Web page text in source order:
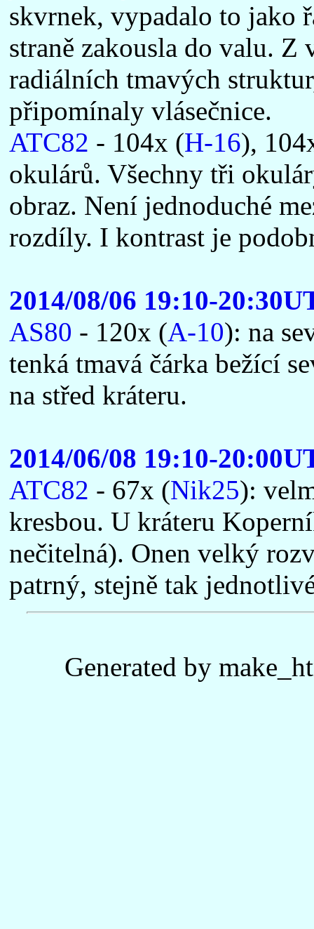
skvrnek, vypadalo to jako
straně zakousla do valu.
radiálních tmavých
připomínaly vlásečnice.
ATC82 - 104x (H-16),
okulárů. Všechny tři
obraz. Není jednoduché
rozdíly. I kontrast je
2014/08/06 19:10-
AS80 - 120x (A-10): na
tenká tmavá čárka bežící
na střed kráteru.
2014/06/08 19:10-
ATC82 - 67x (Nik25):
kresbou. U kráteru
nečitelná). Onen velký
patrný, stejně tak
Generated by